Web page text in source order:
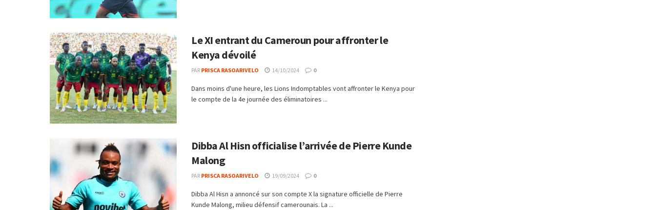
Le XI entrant du Cameroun pour affronter le
Kenya dévoilé
PAR PRISCA RASOARIVELO 14/10/2024 0
Dans moins d'une heure, les Lions Indomptables vont affronter le Kenya pour
le compte de la 4e journée des éliminatoires ...
Dibba Al Hisn officialise l’arrivée de Pierre Kunde
Malong
PAR PRISCA RASOARIVELO 19/09/2024 0
Dibba Al Hisn a annoncé sur son compte X la signature officielle de Pierre
Kunde Malong, milieu défensif camerounais. La ...